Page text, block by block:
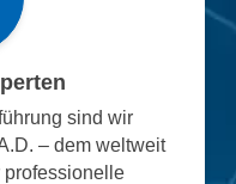
sind wir
– dem weltweit
professionelle